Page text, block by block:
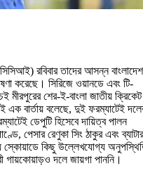
রবিবার তাদের আসন্ন বাংলাদেশ
করেছে। সিরিজে ওয়ানডে এবং টি-
মীরপুরের শের-ই-বাংলা জাতীয় ক্রিকেট
এক বার্তায় বলেছে, দুই ফরম্যাটেই
ডেপুটি হিসেবে দায়িত্ব পালন
পেসার রেণুকা সিং ঠাকুর এবং ব্যাটার
স্কোয়াডে কিছু উল্লেখযোগ্য
গায়কোয়াড়ও দলে জায়গা পাননি।